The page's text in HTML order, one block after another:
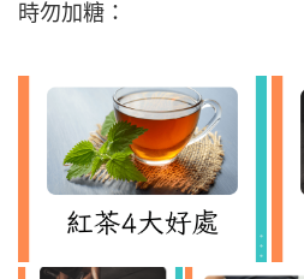
時勿加糖：